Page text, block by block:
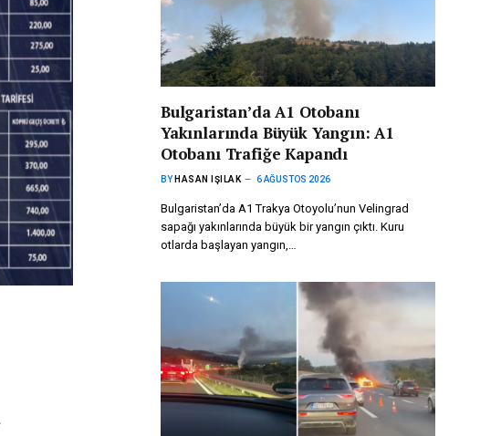
Bulgaristan’da A1 Otobanı
Yakınlarında Büyük Yangın: A1
Otobanı Trafiğe Kapandı
BY HASAN IŞILAK 6 AĞUSTOS 2026
Bulgaristan’da A1 Trakya Otoyolu’nun Velingrad
sapağı yakınlarında büyük bir yangın çıktı. Kuru
otlarda başlayan yangın,…